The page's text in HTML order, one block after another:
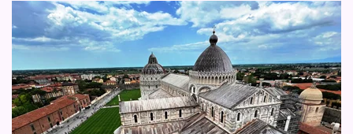
Toskánsko, Cinque Terre - ubytování v hotelu